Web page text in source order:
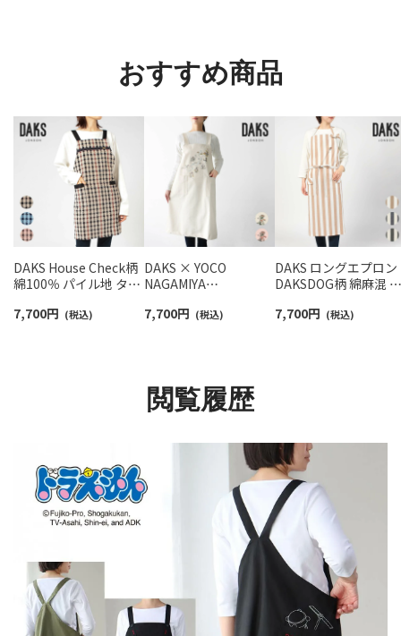
おすすめ商品
DAKS House Check柄
綿100％ パイル地 タオ
グ エプロン レディース
7,700円 (税込)
DAKS × YOCO
NAGAMIYA
ックス ジャンパースカ
70093054
7,700円 (税込)
DAKS ロングエプロン
DAKSDOG柄 綿麻混 先
け 前結び 犬 ドッグ レ
7,700円 (税込)
閲覧履歴